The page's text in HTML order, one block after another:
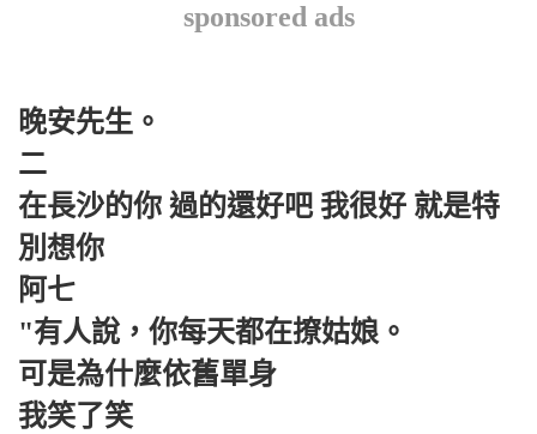
sponsored ads
晚安先生。
二
在長沙的你 過的還好吧 我很好 就是特
別想你
阿七
"有人說，你每天都在撩姑娘。
可是為什麼依舊單身
我笑了笑